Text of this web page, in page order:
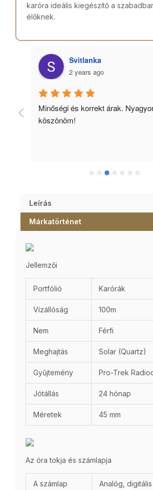
karóra ideális kiegészítő a
élőknek.
Svitlanka
2 years ago
Minőségi és korrekt árak.
köszönöm!
Leírás
Márkatörténet
Jellemzői
Portfólió Karórák
Vízállóság 100m
Nem Férfi
Meghajtás Solar (Quartz)
Gyűjtemény Pro-Trek
Jótállás 24 hónap
Méretek 45 mm
Az óra tokja és számlapja
A számlap Analóg, digitális